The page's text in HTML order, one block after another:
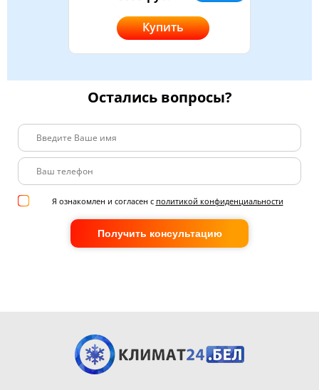
Купить
Остались вопросы?
Я ознакомлен и согласен с политикой конфиденциальности
Получить консультацию